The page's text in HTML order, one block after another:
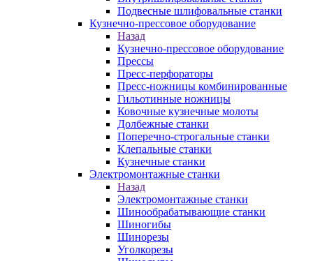
Подвесные шлифовальные станки
Кузнечно-прессовое оборудование
Назад
Кузнечно-прессовое оборудование
Прессы
Пресс-перфораторы
Пресс-ножницы комбинированные
Гильотинные ножницы
Ковочные кузнечные молоты
Долбежные станки
Поперечно-строгальные станки
Клепальные станки
Кузнечные станки
Электромонтажные станки
Назад
Электромонтажные станки
Шинообрабатывающие станки
Шиногибы
Шинорезы
Уголкорезы